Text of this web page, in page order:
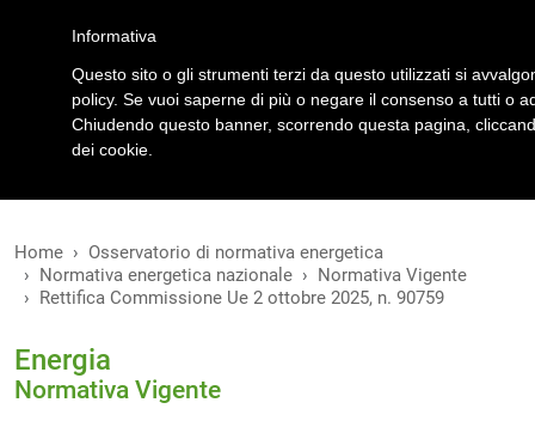
Home
Osservatorio di normativa energetica
Normativa energetica nazionale
Normativa Vigente
Rettifica Commissione Ue 2 ottobre 2025, n. 90759
Energia
Normativa Vigente
Informativa
Questo sito o gli strumenti terzi da questo utilizzati si
policy. Se vuoi saperne di più o negare il consenso a tutti o
Chiudendo questo banner, scorrendo questa pagina,
dei cookie.